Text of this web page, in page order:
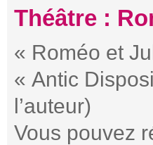
Théâtre :
« Roméo et
« Antic
l’auteur)
Vous pouvez